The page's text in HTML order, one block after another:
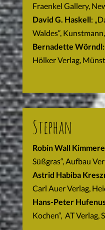
Fraenkel Gallery,
David G. Haskell:
Waldes“,
Bernadette Wörndl:
Hölker Verlag,
Stephan
Robin Wall
Süßgras“, Aufbau
Astrid Habiba
Carl Auer Verlag,
Hans-Peter
Kochen“, AT Verlag,